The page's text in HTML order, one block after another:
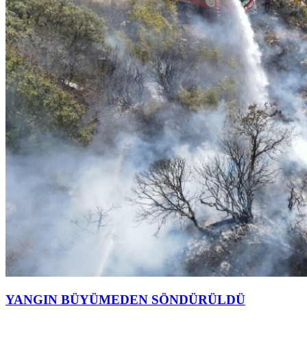
YANGIN BÜYÜMEDEN SÖNDÜRÜLDÜ